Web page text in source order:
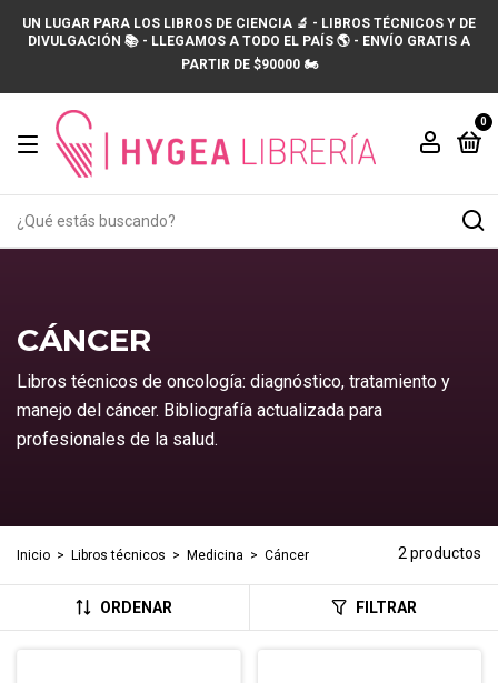
UN LUGAR PARA LOS LIBROS DE CIENCIA 🔬 - LIBROS TÉCNICOS Y DE
DIVULGACIÓN 📚 - LLEGAMOS A TODO EL PAÍS 🌎 - ENVÍO GRATIS A
PARTIR DE $90000 🏍️
0
CÁNCER
Libros técnicos de oncología: diagnóstico, tratamiento y
manejo del cáncer. Bibliografía actualizada para
profesionales de la salud.
Inicio > Libros técnicos > Medicina > Cáncer 2 productos
ORDENAR FILTRAR